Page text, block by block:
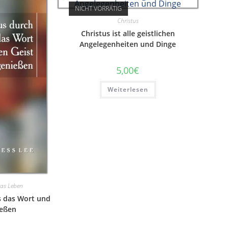
Leben
das Wort und
NICHT VORRÄTIG
Christus
Christus ist alle geistlichen
Angelegenheiten und Dinge
5,00€
Weiterlesen